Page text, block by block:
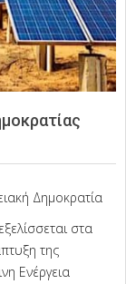
Δημοκρατία
στα
της
Ενέργεια